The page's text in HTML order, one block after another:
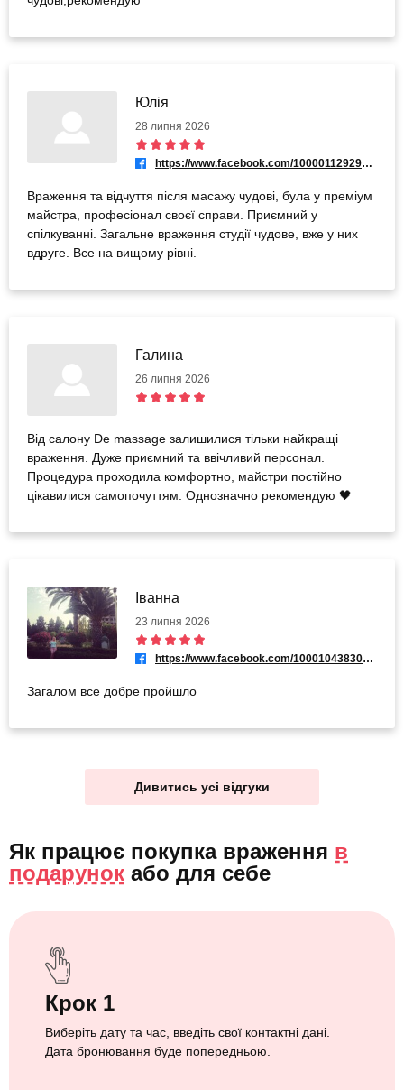
Юлія
28 липня 2026
https://www.facebook.com/100001129295984
Враження та відчуття після масажу чудові, була у преміум
майстра, професіонал своєї справи. Приємний у
спілкуванні. Загальне враження студії чудове, вже у них
вдруге. Все на вищому рівні.
Галина
26 липня 2026
Від салону De massage залишилися тільки найкращі
враження. Дуже приємний та ввічливий персонал.
Процедура проходила комфортно, майстри постійно
цікавилися самопочуттям. Однозначно рекомендую 🖤
Іванна
23 липня 2026
https://www.facebook.com/100010438307900
Загалом все добре пройшло
Дивитись усі відгуки
Як працює покупка враження в
подарунок або для себе
Крок 1
Виберіть дату та час, введіть свої контактні дані.
Дата бронювання буде попередньою.